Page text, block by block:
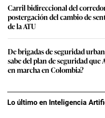
Carril bidireccional del
postergación del cambio de
de la ATU
De brigadas de seguridad
sabe del plan de seguridad
en marcha en Colombia?
Lo último en Inteligencia